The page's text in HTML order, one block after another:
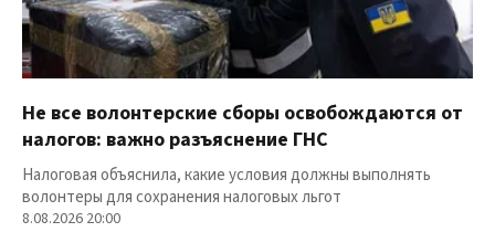
Не все волонтерские сборы освобождаются от
налогов: важно разъяснение ГНС
Налоговая объяснила, какие условия должны выполнять
волонтеры для сохранения налоговых льгот
8.08.2026 20:00